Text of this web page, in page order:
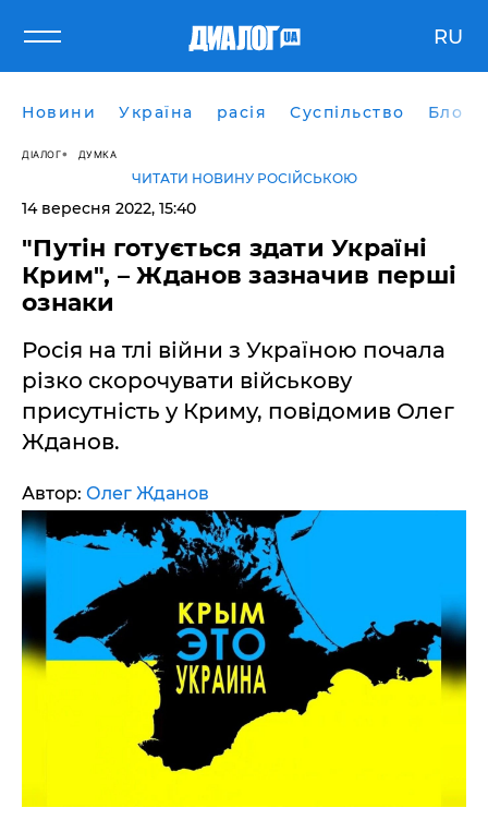
RU
Новини Україна расія Суспільство Блоги
ДІАЛОГ ДУМКА
ЧИТАТИ НОВИНУ РОСІЙСЬКОЮ
14 вересня 2022, 15:40
"Путін готується здати Україні
Крим", – Жданов зазначив перші
ознаки
Росія на тлі війни з Україною почала
різко скорочувати військову
присутність у Криму, повідомив Олег
Жданов.
Автор: Олег Жданов